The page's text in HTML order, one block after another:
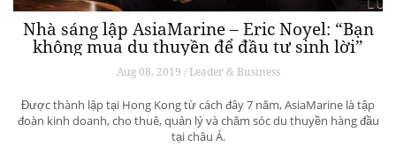
Nhà sáng lập AsiaMarine – Eric Noyel: “Bạn
không mua du thuyền để đầu tư sinh lời”
Aug 08, 2019 / Leader & Business
Được thành lập tại Hong Kong từ cách đây 7 năm, AsiaMarine là tập
đoàn kinh doanh, cho thuê, quản lý và chăm sóc du thuyền hàng đầu
tại châu Á.